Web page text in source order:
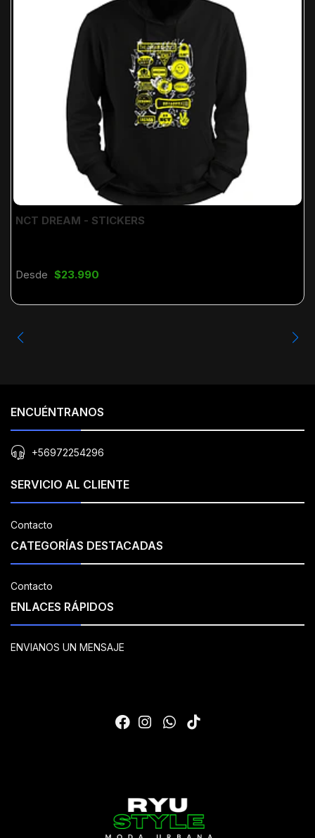
NCT DREAM - STICKERS
Desde $23.990
ENCUÉNTRANOS
+56972254296
SERVICIO AL CLIENTE
Contacto
CATEGORÍAS DESTACADAS
Contacto
ENLACES RÁPIDOS
ENVIANOS UN MENSAJE